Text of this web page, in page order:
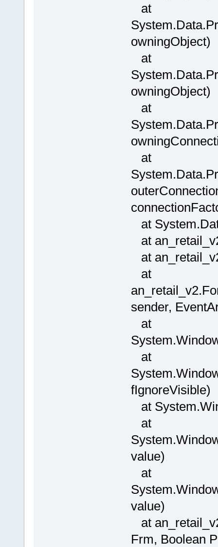
at
owningObject)
at
owningObject)
at
at
at
at
at
at
sender,
at
at
fIgnoreVisible)
at
at
value)
at
value)
at
Frm, Boolean